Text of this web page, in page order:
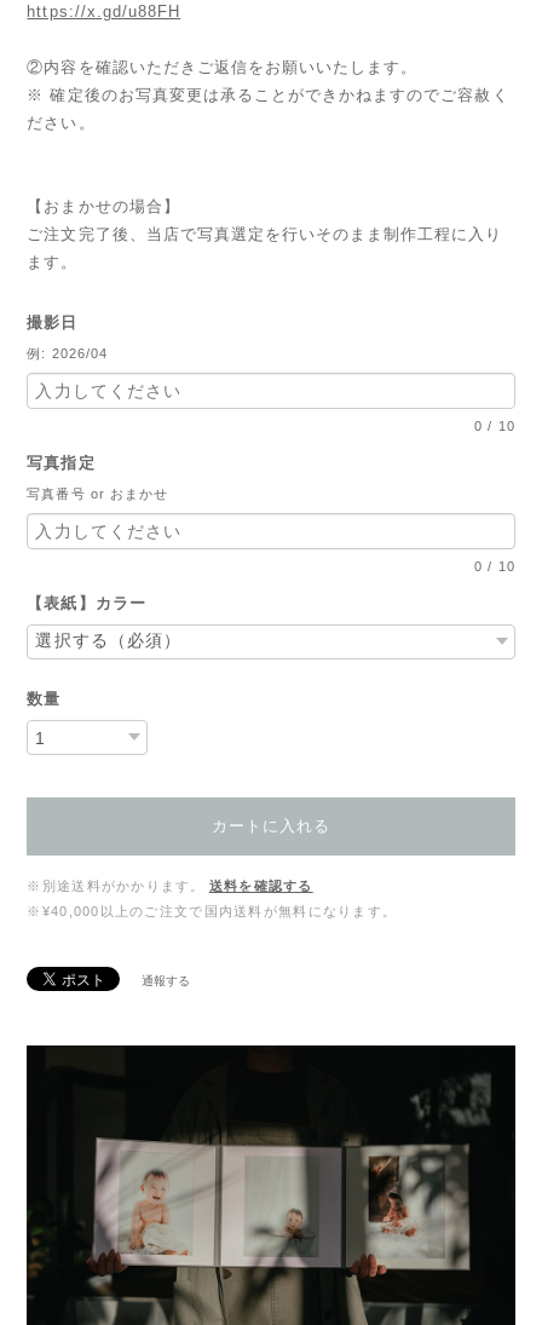
https://x.gd/u88FH
②内容を確認いただきご返信をお願いいたします。
※ 確定後のお写真変更は承ることができかねますのでご容赦く
ださい。
【おまかせの場合】
ご注文完了後、当店で写真選定を行いそのまま制作工程に入り
ます。
撮影日
例: 2026/04
0 / 10
写真指定
写真番号 or おまかせ
0 / 10
【表紙】カラー
数量
カートに入れる
※別途送料がかかります。
送料を確認する
※¥40,000以上のご注文で国内送料が無料になります。
通報する